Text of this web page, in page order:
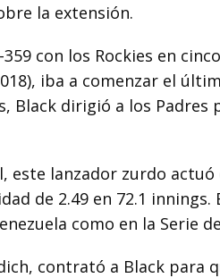
la extensión.
con los Rockies en
iba a comenzar el
Black dirigió a los
este lanzador zurdo actuó
de 2.49 en 72.1 innings.
como en la Serie
contrató a Black para